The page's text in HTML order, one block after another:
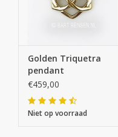
Golden Triquetra
pendant
€459,00
Niet op voorraad